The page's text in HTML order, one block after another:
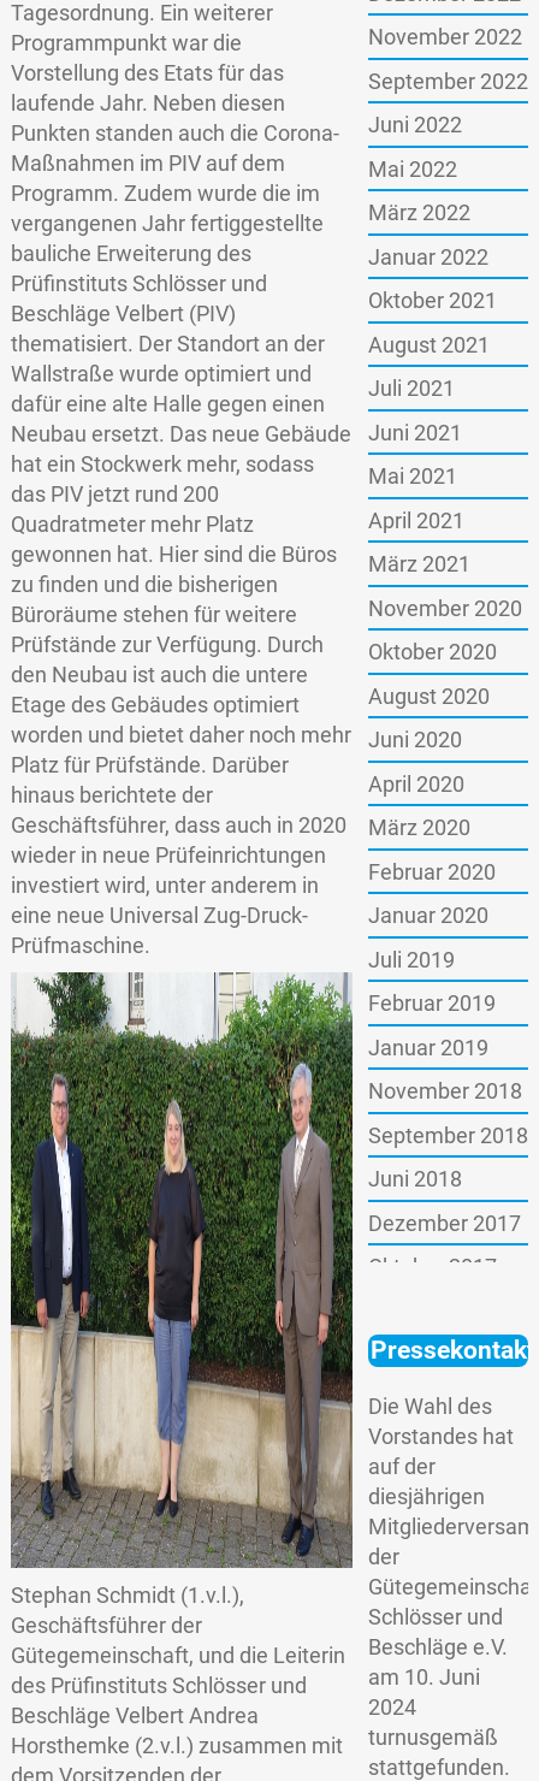
Tagesordnung. Ein weiterer
Programmpunkt war die
Vorstellung des Etats für das
laufende Jahr. Neben diesen
Punkten standen auch die Corona-
Maßnahmen im PIV auf dem
Programm. Zudem wurde die im
vergangenen Jahr fertiggestellte
bauliche Erweiterung des
Prüfinstituts Schlösser und
Beschläge Velbert (PIV)
thematisiert. Der Standort an der
Wallstraße wurde optimiert und
dafür eine alte Halle gegen einen
Neubau ersetzt. Das neue Gebäude
hat ein Stockwerk mehr, sodass
das PIV jetzt rund 200
Quadratmeter mehr Platz
gewonnen hat. Hier sind die Büros
zu finden und die bisherigen
Büroräume stehen für weitere
Prüfstände zur Verfügung. Durch
den Neubau ist auch die untere
Etage des Gebäudes optimiert
worden und bietet daher noch mehr
Platz für Prüfstände. Darüber
hinaus berichtete der
Geschäftsführer, dass auch in 2020
wieder in neue Prüfeinrichtungen
investiert wird, unter anderem in
eine neue Universal Zug-Druck-
Prüfmaschine.
Stephan Schmidt (1.v.l.),
Geschäftsführer der
Gütegemeinschaft, und die Leiterin
des Prüfinstituts Schlösser und
Beschläge Velbert Andrea
Horsthemke (2.v.l.) zusammen mit
dem Vorsitzenden der
November 2022
September 2022
Juni 2022
Mai 2022
März 2022
Januar 2022
Oktober 2021
August 2021
Juli 2021
Juni 2021
Mai 2021
April 2021
März 2021
November 2020
Oktober 2020
August 2020
Juni 2020
April 2020
März 2020
Februar 2020
Januar 2020
Juli 2019
Februar 2019
Januar 2019
November 2018
September 2018
Juni 2018
Dezember 2017
Oktober 2017
April 2017
Pressekontakt
Die Wahl des
Vorstandes hat
auf der
diesjährigen
der
Schlösser und
Beschläge e.V.
am 10. Juni
2024
turnusgemäß
stattgefunden.